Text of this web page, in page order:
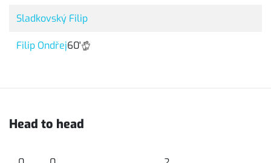
Sladkovský Filip
Filip Ondřej60'
Head to head